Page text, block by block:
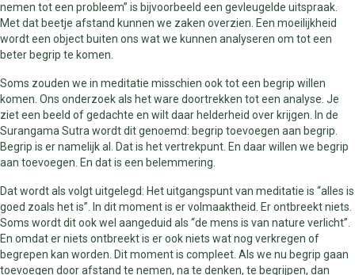
nemen tot een probleem” is bijvoorbeeld een gevleugelde uitspraak.
Met dat beetje afstand kunnen we zaken overzien. Een moeilijkheid
wordt een object buiten ons wat we kunnen analyseren om tot een
beter begrip te komen.
Soms zouden we in meditatie misschien ook tot een begrip willen
komen. Ons onderzoek als het ware doortrekken tot een analyse. Je
ziet een beeld of gedachte en wilt daar helderheid over krijgen. In de
Surangama Sutra wordt dit genoemd: begrip toevoegen aan begrip.
Begrip is er namelijk al. Dat is het vertrekpunt. En daar willen we begrip
aan toevoegen. En dat is een belemmering.
Dat wordt als volgt uitgelegd: Het uitgangspunt van meditatie is “alles is
goed zoals het is”. In dit moment is er volmaaktheid. Er ontbreekt niets.
Soms wordt dit ook wel aangeduid als “de mens is van nature verlicht”.
En omdat er niets ontbreekt is er ook niets wat nog verkregen of
begrepen kan worden. Dit moment is compleet. Als we nu begrip gaan
toevoegen door afstand te nemen, na te denken, te begrijpen, dan